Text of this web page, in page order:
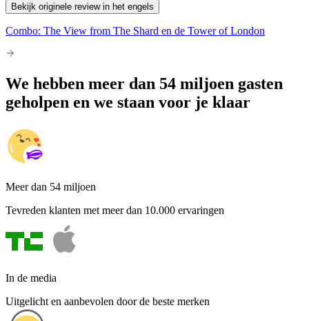
Bekijk originele review in het engels
Combo: The View from The Shard en de Tower of London
We hebben meer dan 54 miljoen gasten
geholpen en we staan voor je klaar
Meer dan 54 miljoen
Tevreden klanten met meer dan 10.000 ervaringen
In de media
Uitgelicht en aanbevolen door de beste merken